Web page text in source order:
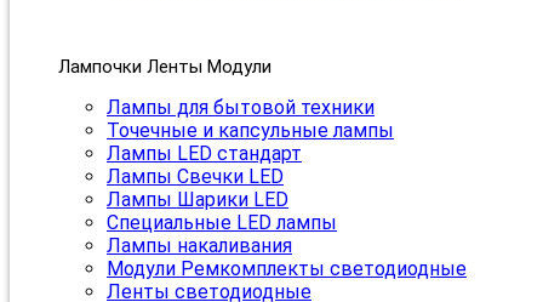
Лампочки Ленты Модули
Лампы для бытовой техники
Точечные и капсульные лампы
Лампы LED стандарт
Лампы Свечки LED
Лампы Шарики LED
Специальные LED лампы
Лампы накаливания
Модули Ремкомплекты светодиодные
Ленты светодиодные